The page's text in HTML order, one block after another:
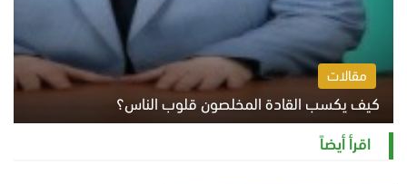
مقالات
كيف يكسب القادة المخلصون قلوب الناس؟
الثلاثاء 4 أغسطس 2026 12:27 م
اقرأ أيضاً